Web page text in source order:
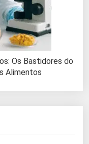
Os Bastidores do
Alimentos